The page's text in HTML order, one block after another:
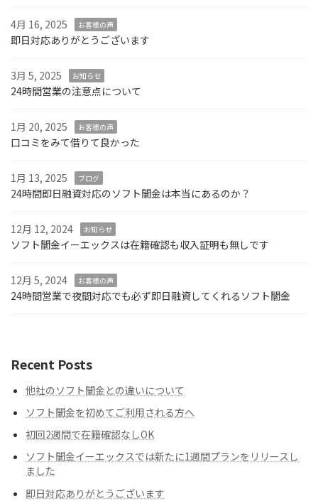
4月 16, 2025 お客様の声
即日対応ありがとうございます
3月 5, 2025 お知らせ
24時間営業の注意点について
1月 20, 2025 お客様の声
口コミをみて借りて良かった
1月 13, 2025 ブログ
24時間即日融資対応のソフト闇金は本当にあるのか？
12月 12, 2024 お知らせ
ソフト闇金イーエックスは在籍確認も収入証明も無しです
12月 5, 2024 お客様の声
24時間営業で夜間対応でも必ず即日融資してくれるソフト闇金
Recent Posts
他社のソフト闇金との違いについて
ソフト闇金を初めてご利用される方へ
初回2週間で在籍確認なしOK
ソフト闇金イーエックスでは新たに1週間プランをリリースし
ました
即日対応ありがとうございます